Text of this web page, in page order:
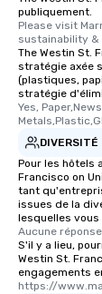
publiquement.
Please visit
sustainability
The Westin St.
stratégie axée
(plastiques,
stratégie
Yes,
DIVERSITÉ
Pour les hôtels
Francisco on
tant
issues de la
lesquelles
Aucune
S'il y a lieu,
Westin St.
engagements
https://